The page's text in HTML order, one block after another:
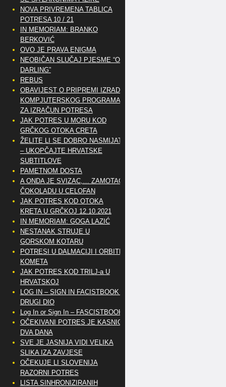
NOVA PRIVREMENA TABLICA
POTRESA 10 / 21
IN MEMORIAM: BRANKO
BERKOVIĆ
OVO JE PRAVA ENIGMA
NEOBIČAN SLUČAJ PJESME “OH
DARLING”
REBUS
OBAVIJEST O PRIPREMI IZRADE
KOMPJUTERSKOG PROGRAMA
ZA IZRAČUN POTRESA
JAK POTRES U MORU KOD
GRČKOG OTOKA CRETA
ŽELITE LI SE DOBRO NASMIJATI
– UKOPČAJTE HRVATSKE
SUBTITLOVE
PAMETNOM DOSTA
A ONDA JE SVIZAC,… ZAMOTAO
ČOKOLADU U CELOFAN
JAK POTRES KOD OTOKA
KRETA U GRČKOJ 12.10.2021
IN MEMORIAM: GOGA LAZIĆ
NESTANAK STRUJE U
GORSKOM KOTARU
POTRESI U DALMACIJI I ORBITE
KOMETA
JAK POTRES KOD TRILJ-a U
HRVATSKOJ
LOG IN – SIGN IN FACISTBOOK –
DRUGI DIO
Log In or Sign In – FASCISTBOOK
OČEKIVANI POTRES JE KASNIO
DVA DANA
SVE JE JASNIJA VIDI VELIKA
SLIKA IZA ZAVJESE
OČEKUJE LI SLOVENIJA
RAZORNI POTRES
LISTA SINHRONIZIRANIH